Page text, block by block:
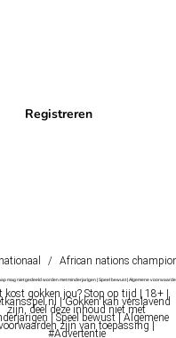
Registreren
/ African nations
mag niet gedeeld worden met minderjarigen | Speel bewust | Algemene
kost gokken jou? Stop op tijd | 18+ |
| Gokken kan verslavend
zijn, deel deze inhoud niet met
| Speel bewust | Algemene
zijn van toepassing |
#Advertentie